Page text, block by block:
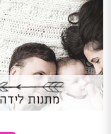
מתנות לידה